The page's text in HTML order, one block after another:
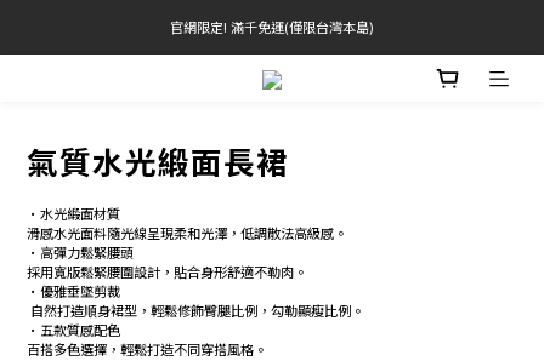
官網限定! 滿千免運(僅限台灣本島)
官網限定! 滿千免運(僅限台灣本島)
滿3000現折200(不累折) 滿3500送品牌禮
氣質水光緞面長裙
•水光緞面材質
滑感水光面料隨光線呈現柔和光澤，低調散法高級感。
•高彈力鬆緊腰頭
採用寬版鬆緊腰圍設計，貼合身形舒適不勒肉。
•優雅垂墜剪裁
自然打造順身裙型，輕鬆修飾臀腿比例，勾勒顯瘦比例。
•五款質感配色
百搭多色選擇，輕鬆打造不同穿搭風格。